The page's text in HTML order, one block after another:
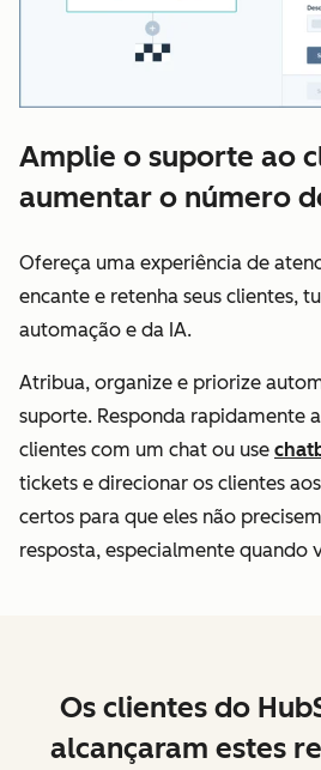
Amplie o suporte ao
aumentar o número
Ofereça uma experiência de
encante e retenha seus clientes,
automação e da IA.
Atribua, organize e priorize
suporte. Responda rapidamente
clientes com um chat ou use
tickets e direcionar os clientes
certos para que eles não
resposta, especialmente quando
Os clientes do
alcançaram estes